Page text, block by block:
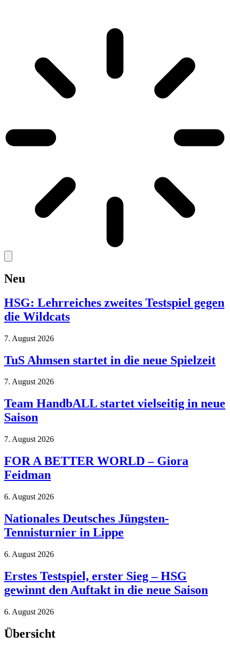
Neu
HSG: Lehrreiches zweites Testspiel gegen
die Wildcats
7. August 2026
TuS Ahmsen startet in die neue Spielzeit
7. August 2026
Team HandbALL startet vielseitig in neue
Saison
7. August 2026
FOR A BETTER WORLD – Giora
Feidman
6. August 2026
Nationales Deutsches Jüngsten-
Tennisturnier in Lippe
6. August 2026
Erstes Testspiel, erster Sieg – HSG
gewinnt den Auftakt in die neue Saison
6. August 2026
Übersicht